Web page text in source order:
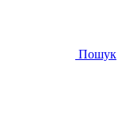
Пошук